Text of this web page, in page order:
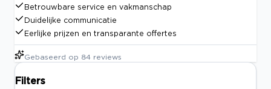
Betrouwbare service en vakmanschap
Duidelijke communicatie
Eerlijke prijzen en transparante offertes
Gebaseerd op 84 reviews
Filters